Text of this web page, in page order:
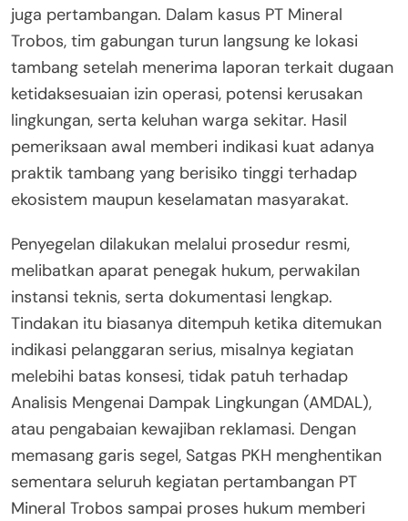
juga pertambangan. Dalam kasus PT Mineral
Trobos, tim gabungan turun langsung ke lokasi
tambang setelah menerima laporan terkait dugaan
ketidaksesuaian izin operasi, potensi kerusakan
lingkungan, serta keluhan warga sekitar. Hasil
pemeriksaan awal memberi indikasi kuat adanya
praktik tambang yang berisiko tinggi terhadap
ekosistem maupun keselamatan masyarakat.
Penyegelan dilakukan melalui prosedur resmi,
melibatkan aparat penegak hukum, perwakilan
instansi teknis, serta dokumentasi lengkap.
Tindakan itu biasanya ditempuh ketika ditemukan
indikasi pelanggaran serius, misalnya kegiatan
melebihi batas konsesi, tidak patuh terhadap
Analisis Mengenai Dampak Lingkungan (AMDAL),
atau pengabaian kewajiban reklamasi. Dengan
memasang garis segel, Satgas PKH menghentikan
sementara seluruh kegiatan pertambangan PT
Mineral Trobos sampai proses hukum memberi